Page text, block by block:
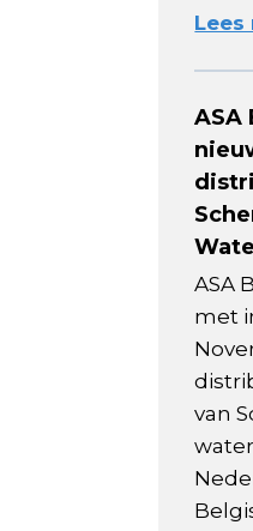
Lees
ASA
ASA
met
van